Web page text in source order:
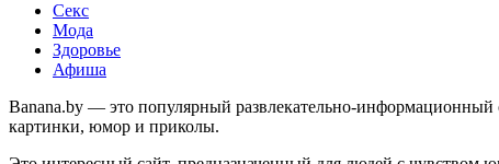
Секс
Мода
Здоровье
Афиша
Banana.by — это популярный развлекательно-информационный
картинки, юмор и приколы.